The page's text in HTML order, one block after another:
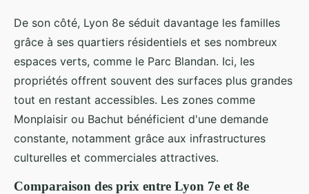
De son côté, Lyon 8e séduit davantage les familles
grâce à ses quartiers résidentiels et ses nombreux
espaces verts, comme le Parc Blandan. Ici, les
propriétés offrent souvent des surfaces plus grandes
tout en restant accessibles. Les zones comme
Monplaisir ou Bachut bénéficient d'une demande
constante, notamment grâce aux infrastructures
culturelles et commerciales attractives.
Comparaison des prix entre Lyon 7e et 8e